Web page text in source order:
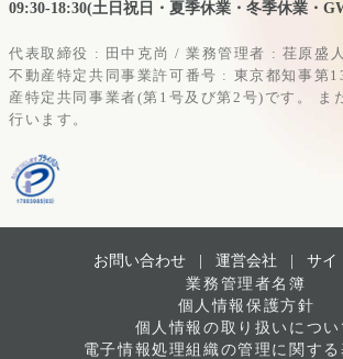
09:30-18:30(土日祝日・夏季休業・冬季休業・
代表取締役 : 田中克尚 / 業務管理者 : 荏原盛人
不動産特定共同事業許可番号 : 東京都知事第
産特定共同事業者(第1号及び第2号)です。
ま
行います。
お問い合わせ | 運営会社
サイ
業務管理者名簿
個人情報保護方針
個人情報の取り扱いについ
電子情報処理組織の管理に関す